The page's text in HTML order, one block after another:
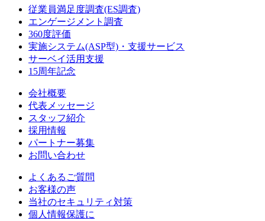
従業員満足度調査(ES調査)
エンゲージメント調査
360度評価
実施システム(ASP型)・支援サービス
サーベイ活用支援
15周年記念
会社概要
代表メッセージ
スタッフ紹介
採用情報
パートナー募集
お問い合わせ
よくあるご質問
お客様の声
当社のセキュリティ対策
個人情報保護に